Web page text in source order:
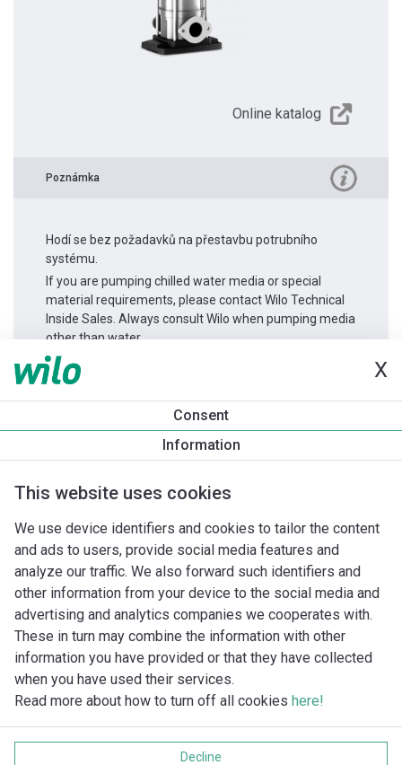
X
Consent
Information
This website uses cookies
We use device identifiers and cookies to tailor the content
and ads to users, provide social media features and
analyze our traffic. We also forward such identifiers and
other information from your device to the social media and
advertising and analytics companies we cooperates with.
These in turn may combine the information with other
information you have provided or that they have collected
when you have used their services.
Read more about how to turn off all cookies here!
Decline
Online katalog
Poznámka
Hodí se bez požadavků na přestavbu potrubního
systému.
If you are pumping chilled water media or special
material requirements, please contact Wilo Technical
Inside Sales. Always consult Wilo when pumping media
other than water.
Informace o produktu
Helix2.0-VE 1005-2/25/V/KS/3
Imprint
Ochrana soukromí